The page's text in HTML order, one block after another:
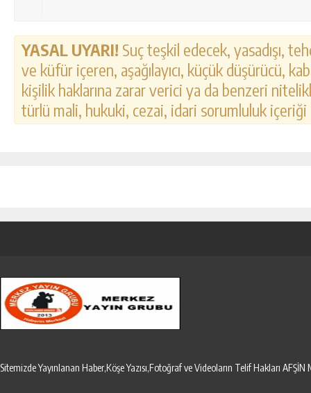
YASAL UYARI! Suç teşkil edecek, yasadışı,
ve küfür içeren, aşağılayıcı, küçük düşürücü,
kişilik haklarına zarar verici ya da benzeri
türlü mali, hukuki, cezai, idari sorumluluk
Sitemizde Yayınlanan Haber,Köşe Yazısı,Fotoğraf ve Videoların Telif Hakları